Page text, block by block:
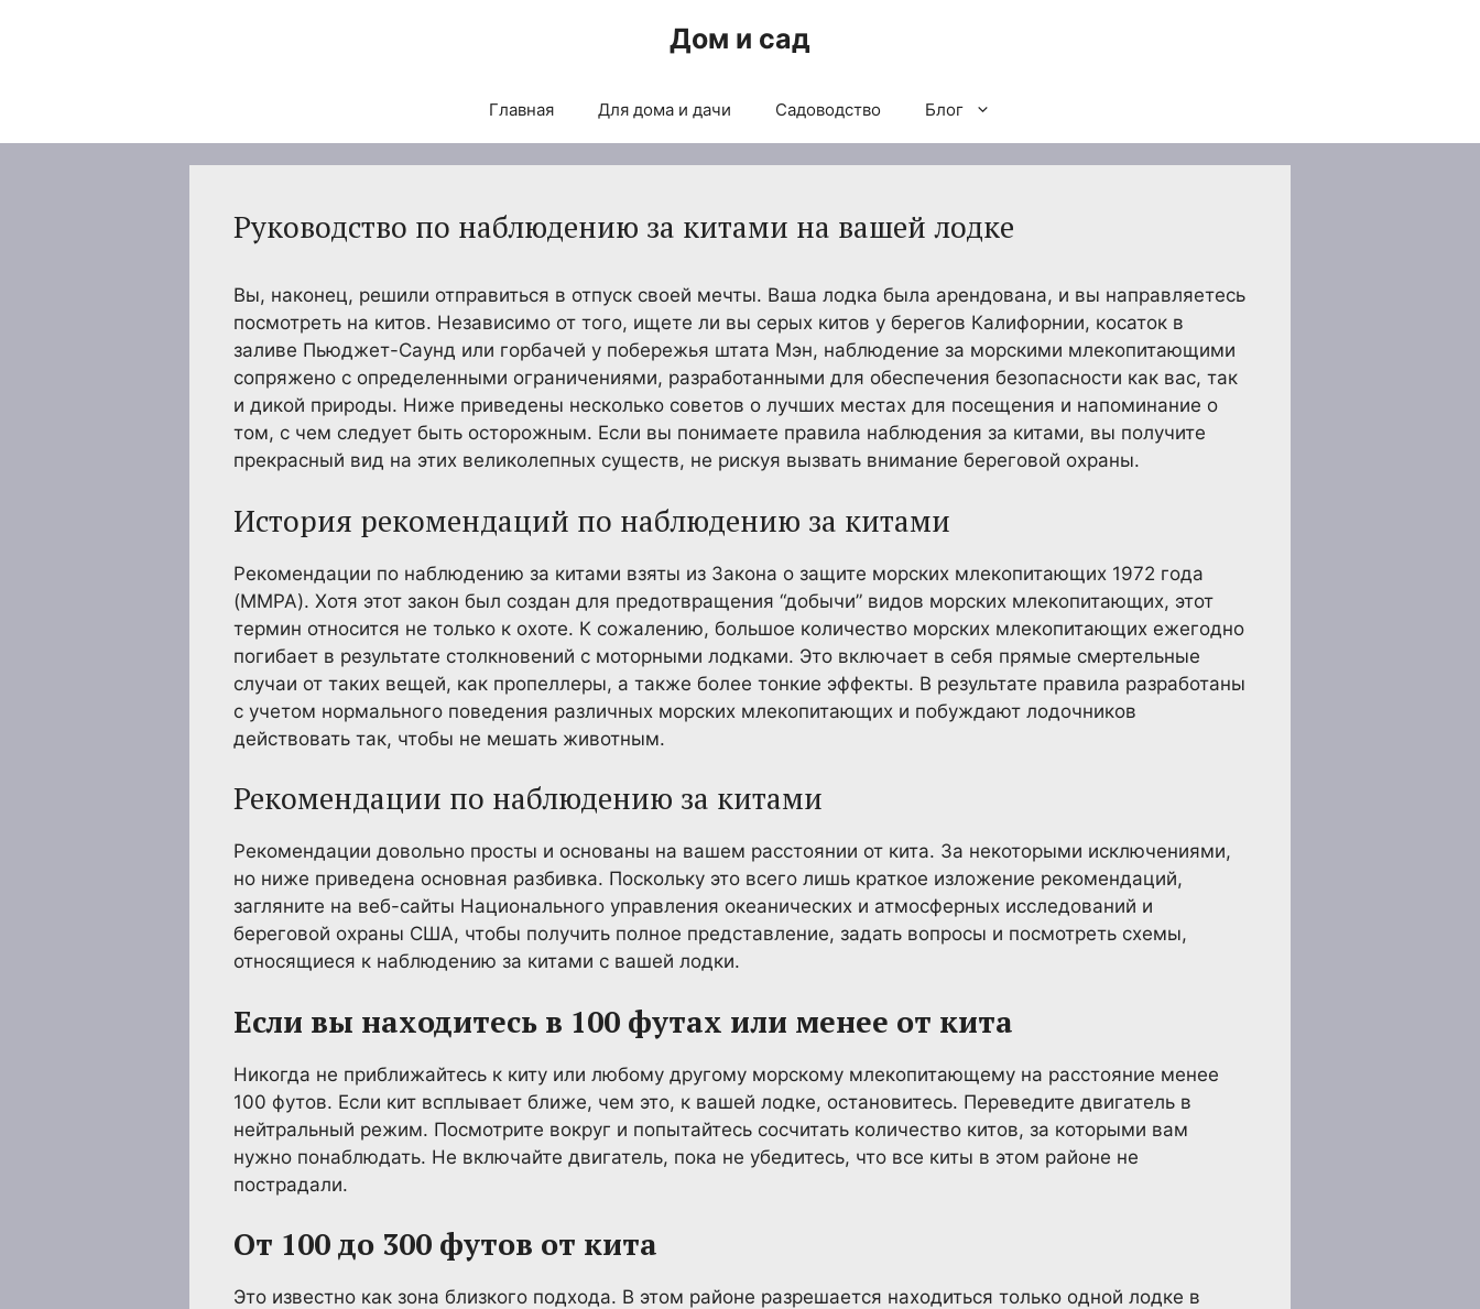
Дом и сад
Главная Для дома и дачи Садоводство Блог
Руководство по наблюдению за китами на вашей лодке
Вы, наконец, решили отправиться в отпуск своей мечты. Ваша лодка была арендована, и вы направляетесь
посмотреть на китов. Независимо от того, ищете ли вы серых китов у берегов Калифорнии, косаток в
заливе Пьюджет-Саунд или горбачей у побережья штата Мэн, наблюдение за морскими млекопитающими
сопряжено с определенными ограничениями, разработанными для обеспечения безопасности как вас, так
и дикой природы. Ниже приведены несколько советов о лучших местах для посещения и напоминание о
том, с чем следует быть осторожным. Если вы понимаете правила наблюдения за китами, вы получите
прекрасный вид на этих великолепных существ, не рискуя вызвать внимание береговой охраны.
История рекомендаций по наблюдению за китами
Рекомендации по наблюдению за китами взяты из Закона о защите морских млекопитающих 1972 года
(MMPA). Хотя этот закон был создан для предотвращения “добычи” видов морских млекопитающих, этот
термин относится не только к охоте. К сожалению, большое количество морских млекопитающих ежегодно
погибает в результате столкновений с моторными лодками. Это включает в себя прямые смертельные
случаи от таких вещей, как пропеллеры, а также более тонкие эффекты. В результате правила разработаны
с учетом нормального поведения различных морских млекопитающих и побуждают лодочников
действовать так, чтобы не мешать животным.
Рекомендации по наблюдению за китами
Рекомендации довольно просты и основаны на вашем расстоянии от кита. За некоторыми исключениями,
но ниже приведена основная разбивка. Поскольку это всего лишь краткое изложение рекомендаций,
загляните на веб-сайты Национального управления океанических и атмосферных исследований и
береговой охраны США, чтобы получить полное представление, задать вопросы и посмотреть схемы,
относящиеся к наблюдению за китами с вашей лодки.
Если вы находитесь в 100 футах или менее от кита
Никогда не приближайтесь к киту или любому другому морскому млекопитающему на расстояние менее
100 футов. Если кит всплывает ближе, чем это, к вашей лодке, остановитесь. Переведите двигатель в
нейтральный режим. Посмотрите вокруг и попытайтесь сосчитать количество китов, за которыми вам
нужно понаблюдать. Не включайте двигатель, пока не убедитесь, что все киты в этом районе не
пострадали.
От 100 до 300 футов от кита
Это известно как зона близкого подхода. В этом районе разрешается находиться только одной лодке в